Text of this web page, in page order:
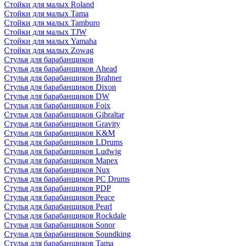
Стойки для малых Roland
Стойки для малых Tama
Стойки для малых Tamburo
Стойки для малых TJW
Стойки для малых Yamaha
Стойки для малых Zowag
Стулья для барабанщиков
Стулья для барабанщиков Ahead
Стулья для барабанщиков Brahner
Стулья для барабанщиков Dixon
Стулья для барабанщиков DW
Стулья для барабанщиков Foix
Стулья для барабанщиков Gibraltar
Стулья для барабанщиков Gravity
Стулья для барабанщиков K&M
Стулья для барабанщиков LDrums
Стулья для барабанщиков Ludwig
Стулья для барабанщиков Mapex
Стулья для барабанщиков Nux
Стулья для барабанщиков PC Drums
Стулья для барабанщиков PDP
Стулья для барабанщиков Peace
Стулья для барабанщиков Pearl
Стулья для барабанщиков Rockdale
Стулья для барабанщиков Sonor
Стулья для барабанщиков Soundking
Стулья для барабанщиков Tama